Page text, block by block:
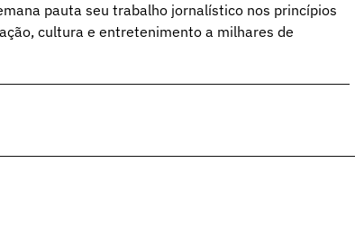
pauta seu trabalho jornalístico nos princípios
cultura e entretenimento a milhares de